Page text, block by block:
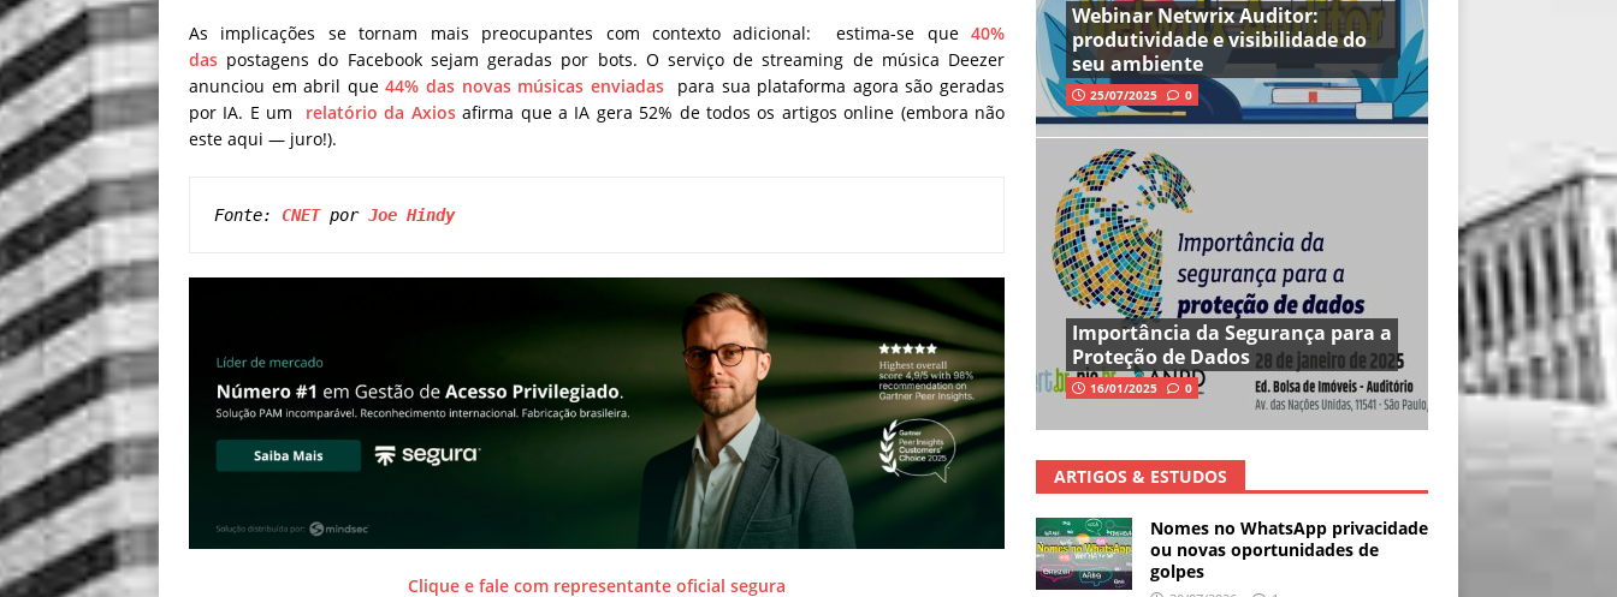
As implicações se tornam mais preocupantes com contexto adicional: estima-se que40%
das postagens do Facebook sejam geradas por bots. O serviço de streaming de música Deezer
anunciou em abril que44% das novas músicas enviadaspara sua plataforma agora são geradas
por IA. E um relatório da Axiosafirma que a IA gera 52% de todos os artigos online (embora não
este aqui — juro!).
Fonte: CNET por Joe Hindy
Clique e fale com representante oficial segura
Webinar Netwrix Auditor:
produtividade e visibilidade do
seu ambiente
25/07/2025 0
Importância da Segurança para a
Proteção de Dados
16/01/2025 0
ARTIGOS & ESTUDOS
Nomes no WhatsApp privacidade
ou novas oportunidades de
golpes